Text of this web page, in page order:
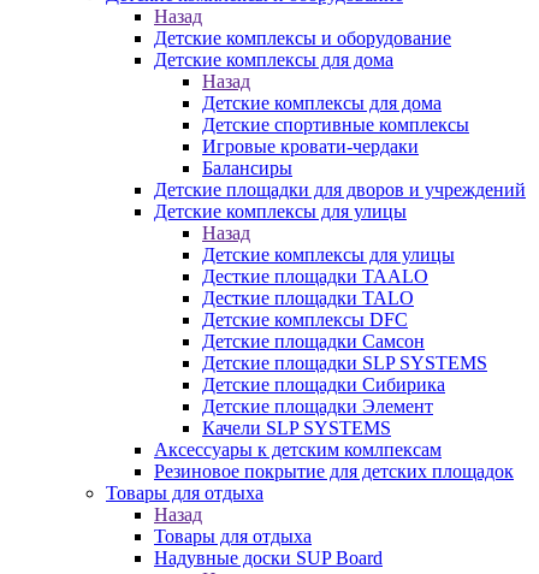
Назад
Детские комплексы и оборудование
Детские комплексы для дома
Назад
Детские комплексы для дома
Детские спортивные комплексы
Игровые кровати-чердаки
Балансиры
Детские площадки для дворов и учреждений
Детские комплексы для улицы
Назад
Детские комплексы для улицы
Десткие площадки TAALO
Десткие площадки TALO
Детские комплексы DFC
Детские площадки Самсон
Детские площадки SLP SYSTEMS
Детские площадки Сибирика
Детские площадки Элемент
Качели SLP SYSTEMS
Аксессуары к детским комлпексам
Резиновое покрытие для детских площадок
Товары для отдыха
Назад
Товары для отдыха
Надувные доски SUP Board